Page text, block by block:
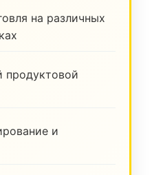
на различных
продуктовой
и